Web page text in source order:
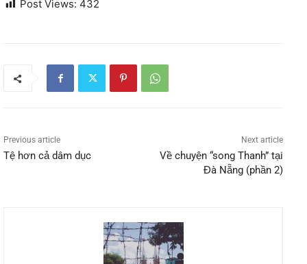
Post Views: 432
Previous article
Tệ hơn cả dâm dục
Next article
Về chuyện “song Thanh” tại
Đà Nẵng (phần 2)